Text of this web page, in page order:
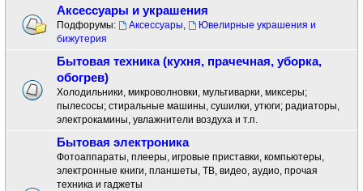
Аксессуары и украшения
Подфорумы: Аксессуары,
Ювелирные украшения и
бижутерия
Бытовая техника (кухня, прачечная, уборка,
обогрев)
Холодильники, микроволновки, мультиварки, миксеры;
пылесосы; стиральные машины, сушилки, утюги; радиаторы,
электрокамины, увлажнители воздуха и т.п.
Бытовая электроника
Фотоаппараты, плееры, игровые приставки, компьютеры,
электронные книги, планшеты, ТВ, видео, аудио, прочая
техника и гаджеты